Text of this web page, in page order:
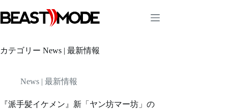
ン
テ
ツ
プ
カテゴリー News | 最新情報
News | 最新情報
『派手髪イケメン』新「ヤン坊マー坊」の